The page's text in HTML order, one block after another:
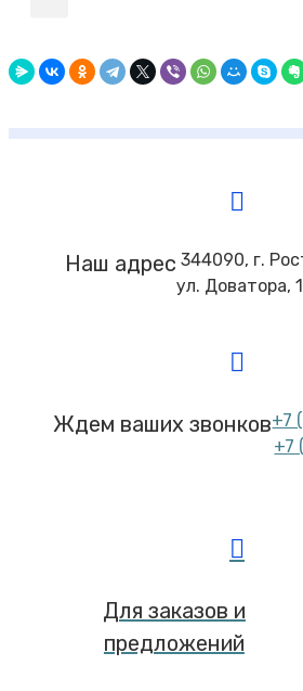
Наш адрес 344090, г.
ул. Доватора,
Ждем ваших звонков+7
+7
Для заказов и
предложений